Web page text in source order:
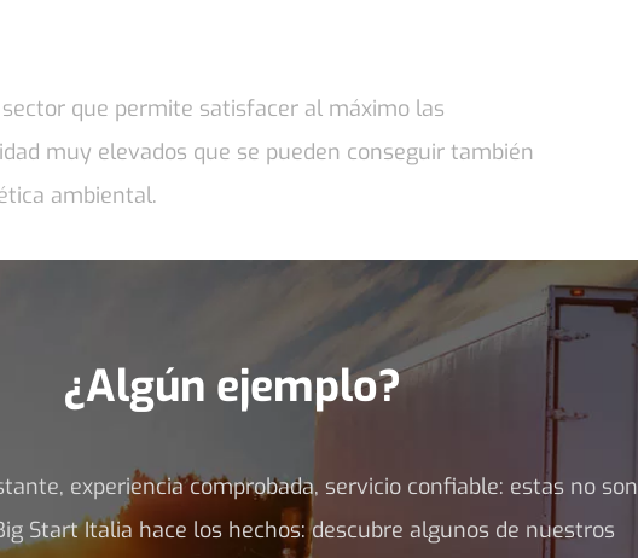
que permite satisfacer al máximo las
muy elevados que se pueden conseguir también
ambiental.
¿Algún ejemplo?
experiencia comprobada, servicio confiable: estas no son
Start Italia hace los hechos: descubre algunos de nuestros